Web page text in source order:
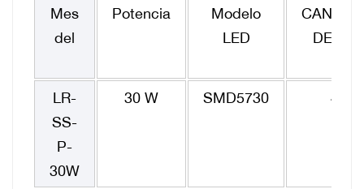
Mes
del
Potencia
Modelo
LED
DE LED
LR-
SS-
P-
30W
30 W SMD5730 48